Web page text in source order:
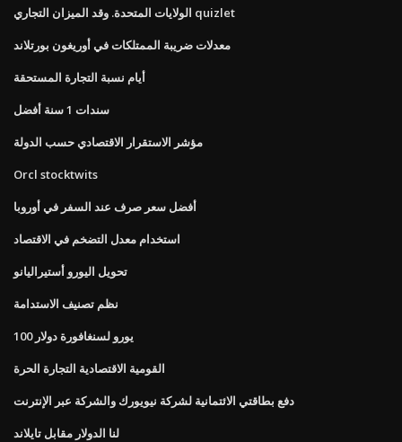
الولايات المتحدة. وقد الميزان التجاري quizlet
معدلات ضريبة الممتلكات في أوريغون بورتلاند
أيام نسبة التجارة المستحقة
سندات 1 سنة أفضل
مؤشر الاستقرار الاقتصادي حسب الدولة
Orcl stocktwits
أفضل سعر صرف عند السفر في أوروبا
استخدام معدل التضخم في الاقتصاد
تحويل اليورو أستيراليانو
نظم تصنيف الاستدامة
100 يورو لسنغافورة دولار
القومية الاقتصادية التجارة الحرة
دفع بطاقتي الائتمانية لشركة نيويورك والشركة عبر الإنترنت
لنا الدولار مقابل تايلاند